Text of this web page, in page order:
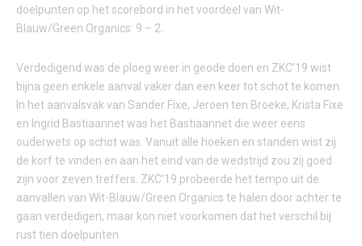
doelpunten op het scorebord in het voordeel van Wit-
Blauw/Green Organics: 9 – 2.
Verdedigend was de ploeg weer in geode doen en ZKC’19 wist
bijna geen enkele aanval vaker dan een keer tot schot te komen.
In het aanvalsvak van Sander Fixe, Jeroen ten Broeke, Krista Fixe
en Ingrid Bastiaannet was het Bastiaannet die weer eens
ouderwets op schot was. Vanuit alle hoeken en standen wist zij
de korf te vinden en aan het eind van de wedstrijd zou zij goed
zijn voor zeven treffers. ZKC’19 probeerde het tempo uit de
aanvallen van Wit-Blauw/Green Organics te halen door achter te
gaan verdedigen, maar kon niet voorkomen dat het verschil bij
rust tien doelpunten